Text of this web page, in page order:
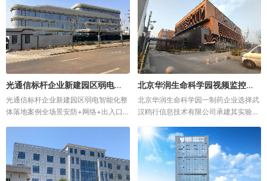
站、智慧加氢加油站和众氢交通服务楼
（立体停车场）湖北众氢新能源有限
公...
光通信标杆企业新建园区弱电智能化整体落地案例 | 全场景安防 + 网络 + 出入口系统一站式解决方案
光通信标杆企业新建园区弱电智能化整
体落地案例全场景安防+网络+出入口
大背景下，国内头部高新技术企业新建
现代化产业园区，不再局限于生产...
北京华润生命科学园视频监控等智能化系统
北京华润生命科学园一制药企业选择武
汉鸥行信息技术有限公司承建其实验大
网络工程，无线覆盖，集团电话等智能
化系统。华润生命科学产业园项目位于
中关村科技园区大兴生物医药产业...